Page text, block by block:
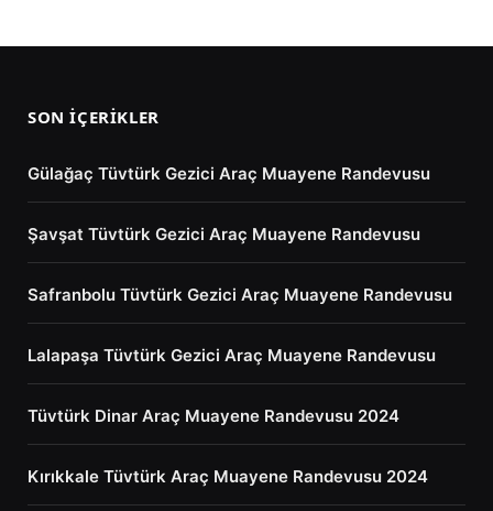
SON İÇERIKLER
Gülağaç Tüvtürk Gezici Araç Muayene Randevusu
Şavşat Tüvtürk Gezici Araç Muayene Randevusu
Safranbolu Tüvtürk Gezici Araç Muayene Randevusu
Lalapaşa Tüvtürk Gezici Araç Muayene Randevusu
Tüvtürk Dinar Araç Muayene Randevusu 2024
Kırıkkale Tüvtürk Araç Muayene Randevusu 2024